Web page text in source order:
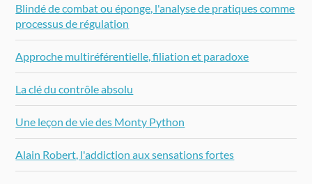
Blindé de combat ou éponge, l'analyse de pratiques comme
processus de régulation
Approche multiréférentielle, filiation et paradoxe
La clé du contrôle absolu
Une leçon de vie des Monty Python
Alain Robert, l'addiction aux sensations fortes